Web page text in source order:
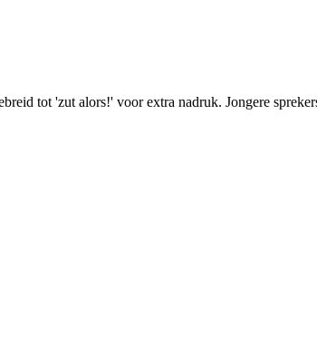
tot 'zut alors!' voor extra nadruk. Jongere